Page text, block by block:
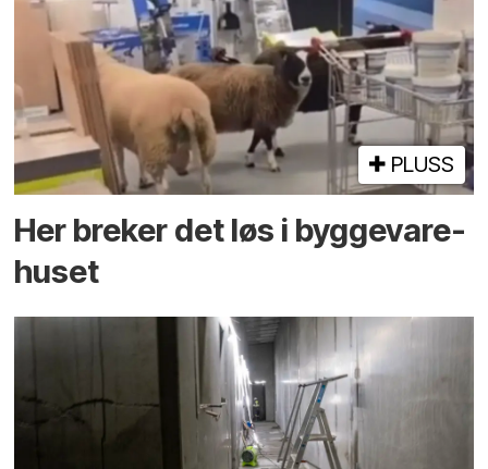
PLUSS
Her breker det løs i bygge­vare­
huset